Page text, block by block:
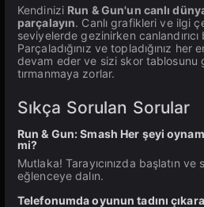
Kendinizi Run & Gun'un canlı
parçalayın. Canlı grafikleri ve ilgi
seviyelerde gezinirken
Parçaladığınız ve topladığınız
devam eder ve sizi skor tablosunu
tırmanmaya zorlar.
Sıkça Sorulan Sorular
Run & Gun: Smash Her şeyi
mi?
Mutlaka! Tarayıcınızda başlatın ve
eğlenceye dalın.
Telefonumda oyunun tadını